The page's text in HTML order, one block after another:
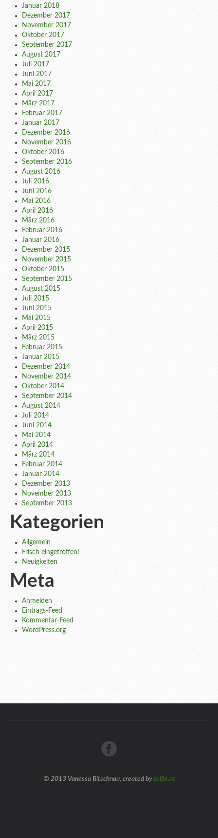
Januar 2018
Dezember 2017
November 2017
Oktober 2017
September 2017
August 2017
Juli 2017
Juni 2017
Mai 2017
April 2017
März 2017
Februar 2017
Januar 2017
Dezember 2016
November 2016
Oktober 2016
September 2016
August 2016
Juli 2016
Juni 2016
Mai 2016
April 2016
März 2016
Februar 2016
Januar 2016
Dezember 2015
November 2015
Oktober 2015
September 2015
August 2015
Juli 2015
Juni 2015
Mai 2015
April 2015
März 2015
Februar 2015
Januar 2015
Dezember 2014
November 2014
Oktober 2014
September 2014
August 2014
Juli 2014
Juni 2014
Mai 2014
April 2014
März 2014
Februar 2014
Januar 2014
Dezember 2013
November 2013
September 2013
Kategorien
Allgemein
Frisch eingetroffen!
Neuigkeiten
Meta
Anmelden
Eintrags-Feed
Kommentar-Feed
WordPress.org
© 2013 Vanessa Bitschnau, created by telfix.at